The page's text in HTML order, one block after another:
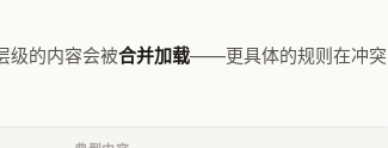
级的内容会被合并加载——更具体的规则在冲突